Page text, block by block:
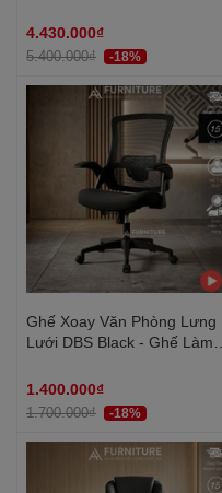
Trượt, Lưng Nâng Hạ, Tay
6D, Ngả Lưng, Gác Chân
4.430.000₫
5.400.000₫ -18%
Ghế Xoay Văn Phòng Lưng
Lưới DBS Black - Ghế Làm
Tay Nâng Linh Hoạt | Nội
Thất Anh Hoàng
1.400.000₫
1.700.000₫ -18%